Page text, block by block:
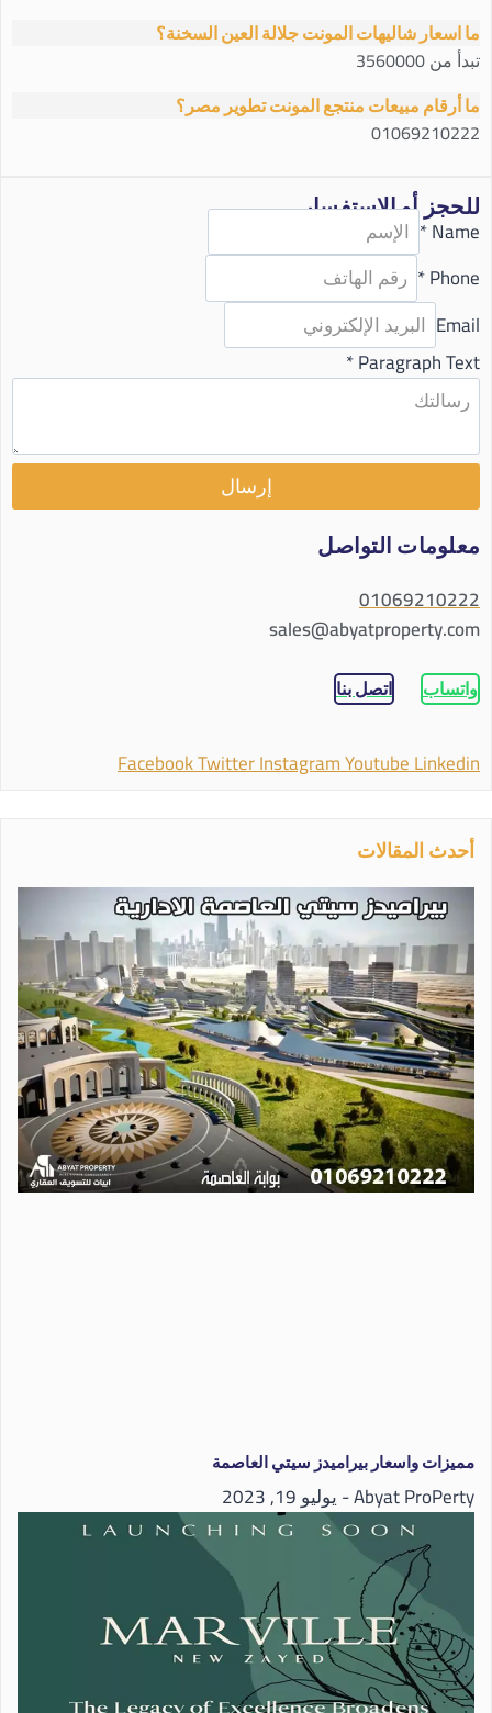
ما اسعار شاليهات المونت جلالة العين السخنة؟
تبدأ من 3560000
ما أرقام مبيعات منتجع المونت تطوير مصر؟
01069210222
للحجز أو الاستفسار
Name
*
Phone
*
Email
Paragraph Text
*
إرسال
معلومات التواصل
01069210222
sales@abyatproperty.com
واتساب اتصل بنا
FacebookTwitterInstagramYoutubeLinkedin
أحدث المقالات
مميزات واسعار بيراميدز سيتي العاصمة
Abyat ProPerty يوليو 19, 2023